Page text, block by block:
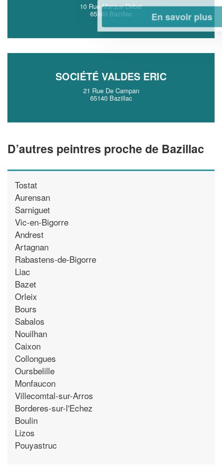
10 Rue Marque Debat
65140 Bazillac
SOCIÉTÉ VALDES ERIC
21 Rue De Campan
65140 Bazillac
D’autres peintres proche de Bazillac
Tostat
Aurensan
Sarniguet
Vic-en-Bigorre
Andrest
Artagnan
Rabastens-de-Bigorre
Liac
Bazet
Orleix
Bours
Sabalos
Nouilhan
Caixon
Collongues
Oursbelille
Monfaucon
Villecomtal-sur-Arros
Borderes-sur-l'Echez
Boulin
Lizos
Pouyastruc
En savoir plus